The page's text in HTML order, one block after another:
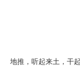
地推，听起来土，干